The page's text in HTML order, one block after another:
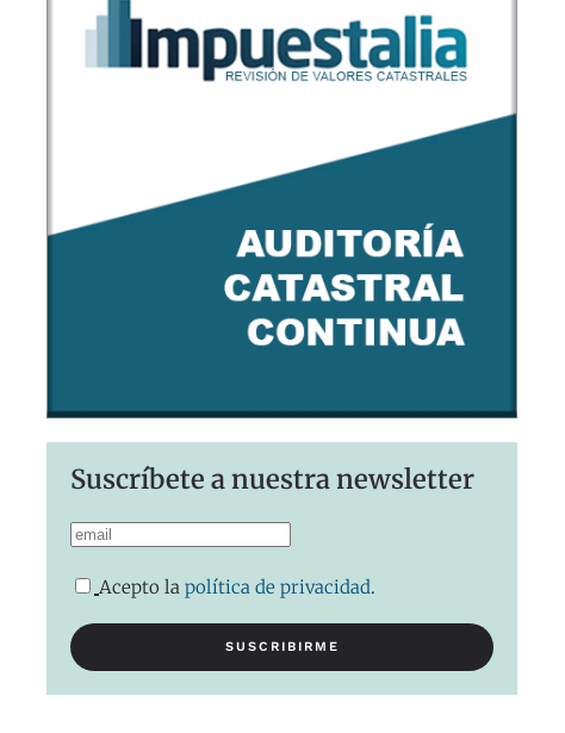
Suscríbete a nuestra newsletter
Acepto lapolítica de privacidad.